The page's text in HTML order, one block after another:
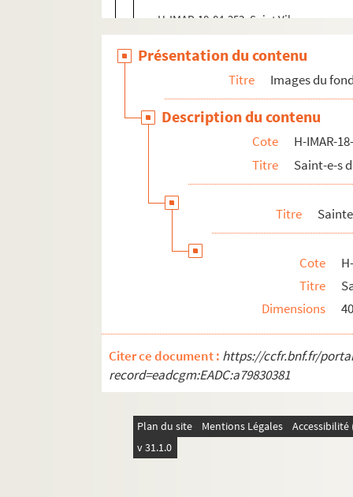
H-IMAR-18-84-253. Saint Vilmer
Saint Vitus, martyr
H-IMAR-18-89-264. Saint Vigilius
H-IMAR-18-89-265. Saint Vigilius
H-IMAR-18-91-270. Jean-Baptiste
Saint Wenceslas, martyr
H-IMAR-18-98-297. Saint Werenfried
H-IMAR-18-99-298. Saint Wernier
Saint Wendelin
Saint Willibrord, apôtre de la
Présentation du contenu
Titre Images du
Description du contenu
Cote
H-IMAR-
Titre
Saint-e-s
Titre
Cote
Titre
Dimensions
Citer ce document : https://ccfr.bnf.fr/
record=eadcgm:EADC:a79830381
Plan du site Mentions Légales
v 31.1.0